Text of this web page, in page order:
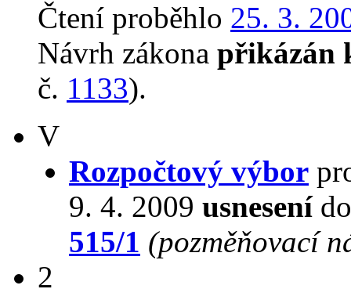
Čtení proběhlo 25. 3.
Návrh zákona přikázán
č. 1133).
V
Rozpočtový výbor
9. 4. 2009 usnesení
515/1 (pozměňovací
2